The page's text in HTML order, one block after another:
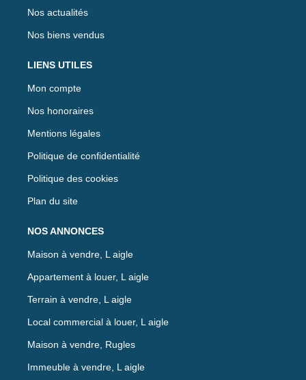
Nos actualités
Nos biens vendus
LIENS UTILES
Mon compte
Nos honoraires
Mentions légales
Politique de confidentialité
Politique des cookies
Plan du site
NOS ANNONCES
Maison à vendre, L aigle
Appartement à louer, L aigle
Terrain à vendre, L aigle
Local commercial à louer, L aigle
Maison à vendre, Rugles
Immeuble à vendre, L aigle